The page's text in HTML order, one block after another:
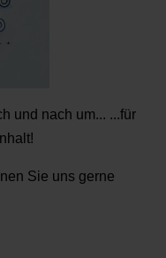
und nach um... ...für
Sie uns gerne